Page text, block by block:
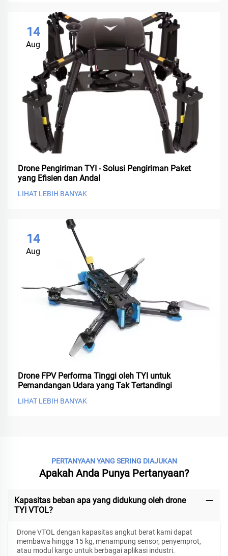
14
Aug
Drone Pengiriman TYI - Solusi Pengiriman Paket
yang Efisien dan Andal
LIHAT LEBIH BANYAK
14
Aug
Drone FPV Performa Tinggi oleh TYI untuk
Pemandangan Udara yang Tak Tertandingi
LIHAT LEBIH BANYAK
PERTANYAAN YANG SERING DIAJUKAN
Apakah Anda Punya Pertanyaan?
Kapasitas beban apa yang didukung oleh drone
TYI VTOL?
Drone VTOL dengan kapasitas angkut berat kami dapat
membawa hingga 15 kg, menampung sensor, penyemprot,
atau modul kargo untuk berbagai aplikasi industri.